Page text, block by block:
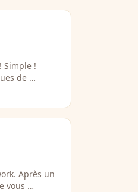
Simple !
de …
Après un
vous …